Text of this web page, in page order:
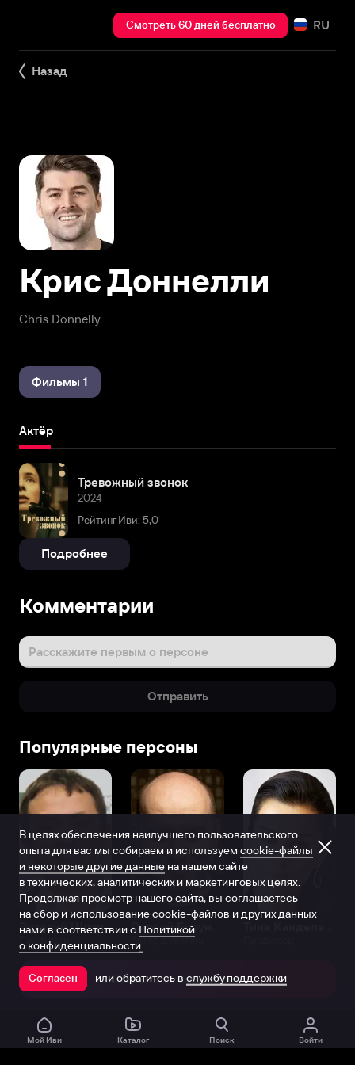
Смотреть 60 дней бесплатно RU
Назад
Chris Donnelly
Крис Доннелли
Фильмы 1
Актёр
Тревожный звонок
2024
Рейтинг Иви: 5,0
Подробнее
Комментарии
Расскажите первым о персоне
Отправить
Популярные персоны
Виталий Шляппо
Продюсер Актёр дубляжа
Открыть в приложении
Мой Иви Каталог Поиск Войти
В целях обеспечения наилучшего пользовательского
опыта для вас мы собираем и используем cookie-файлы
и некоторые другие данные на нашем сайте
в технических, аналитических и маркетинговых целях.
Продолжая просмотр нашего сайта, вы соглашаетесь
на сбор и использование cookie-файлов и других данных
нами в соответствии с Политикой
о конфиденциальности.
Согласен или обратитесь в службу поддержки